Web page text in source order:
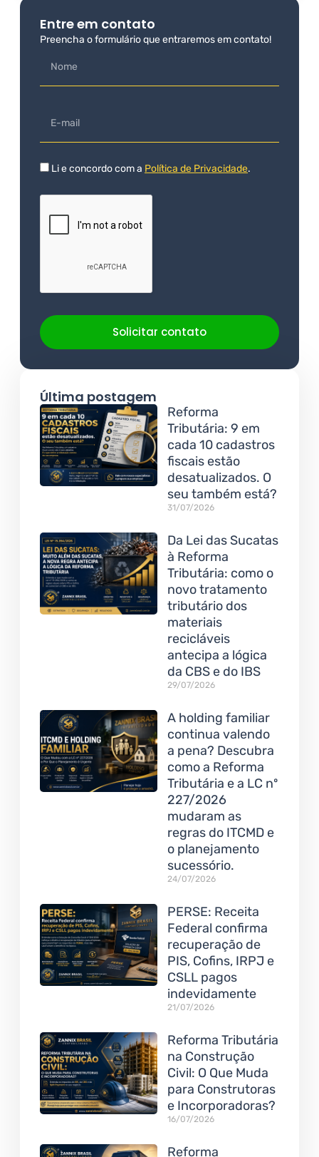
Entre em contato
Preencha o formulário que entraremos em contato!
Li e concordo com a Política de Privacidade.
Solicitar contato
Última postagem
Reforma
Tributária: 9 em
cada 10 cadastros
fiscais estão
desatualizados. O
seu também está?
31/07/2026
Da Lei das Sucatas
à Reforma
Tributária: como o
novo tratamento
tributário dos
materiais
recicláveis
antecipa a lógica
da CBS e do IBS
29/07/2026
A holding familiar
continua valendo
a pena? Descubra
como a Reforma
Tributária e a LC nº
227/2026
mudaram as
regras do ITCMD e
o planejamento
sucessório.
24/07/2026
PERSE: Receita
Federal confirma
recuperação de
PIS, Cofins, IRPJ e
CSLL pagos
indevidamente
21/07/2026
Reforma Tributária
na Construção
Civil: O Que Muda
para Construtoras
e Incorporadoras?
16/07/2026
Reforma